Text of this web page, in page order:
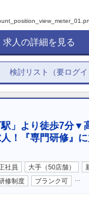
求人の詳細を見る
検討リスト（要ログイ
」より徒歩7分▼
！『専門研修』
社員 大手（50店舗）
修制度 ブランク可